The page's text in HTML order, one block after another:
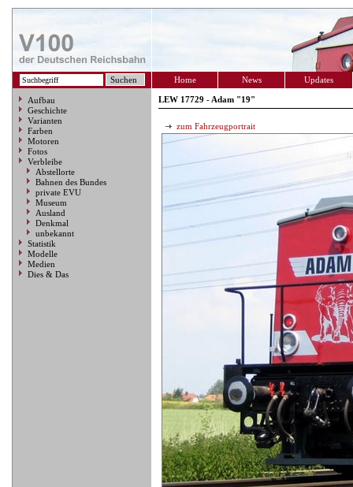
Home News Updates
Aufbau
Geschichte
Varianten
Farben
Motoren
Fotos
Verbleibe
Abstellorte
Bahnen des Bundes
private EVU
Museum
Ausland
Denkmal
unbekannt
Statistik
Modelle
Medien
Dies & Das
LEW 17729 - Adam "19"
zum Fahrzeugportrait